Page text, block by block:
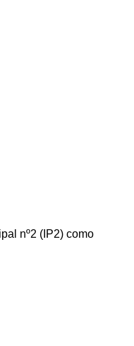
nº2 (IP2) como